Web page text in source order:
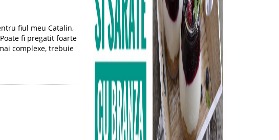
fiul meu Catalin,
fi pregatit foarte
complexe, trebuie